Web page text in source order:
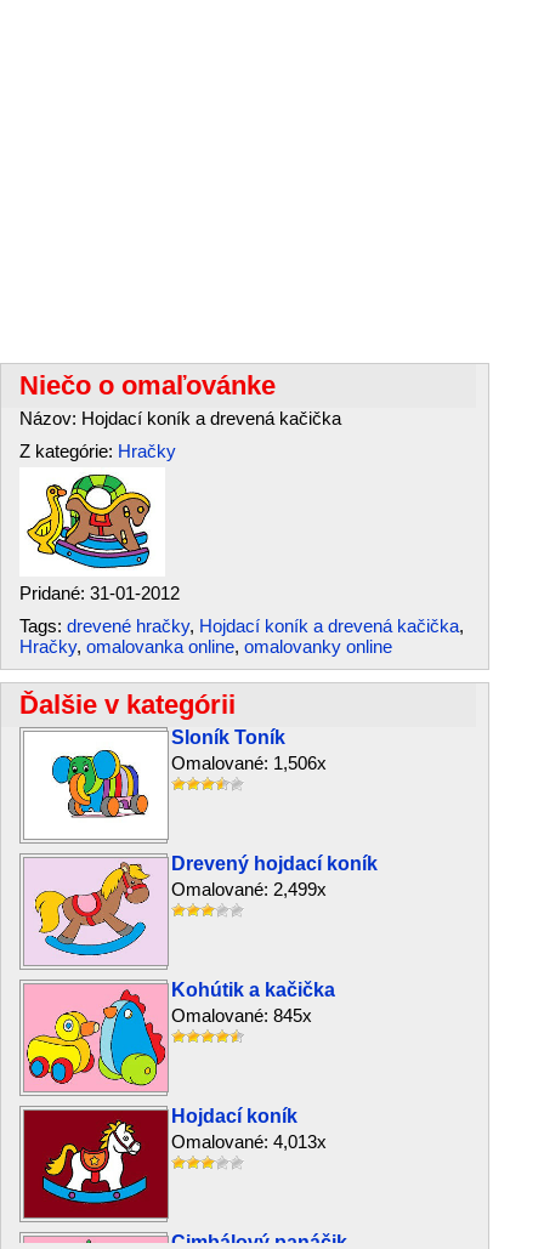
Niečo o omaľovánke
Názov: Hojdací koník a drevená kačička
Z kategórie: Hračky
Pridané: 31-01-2012
Tags: drevené hračky, Hojdací koník a drevená kačička,
Hračky, omalovanka online, omalovanky online
Ďalšie v kategórii
Sloník Toník
Omalované: 1,506x
Drevený hojdací koník
Omalované: 2,499x
Kohútik a kačička
Omalované: 845x
Hojdací koník
Omalované: 4,013x
Cimbálový panáčik